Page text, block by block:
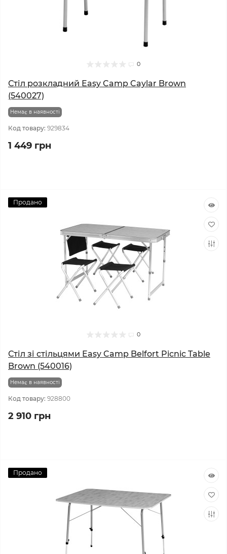
0
Стіл розкладний Easy Camp Caylar Brown
(540027)
Немає в наявності
Код товару: 929834
1 449 грн
Продано
0
Стіл зі стільцями Easy Camp Belfort Picnic Table
Brown (540016)
Немає в наявності
Код товару: 928800
2 910 грн
Продано